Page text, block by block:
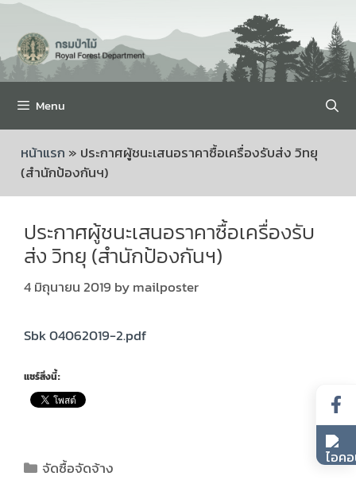
Menu
หน้าแรก » ประกาศผู้ชนะเสนอราคาซื้อเครื่องรับส่ง วิทยุ
(สำนักป้องกันฯ)
ประกาศผู้ชนะเสนอราคาซื้อเครื่องรับ
ส่ง วิทยุ (สำนักป้องกันฯ)
4 มิถุนายน 2019 bymailposter
Sbk 04062019-2.pdf
แชร์สิ่งนี้:
จัดซื้อจัดจ้าง